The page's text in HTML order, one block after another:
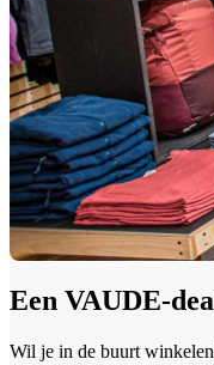
Een VAUDE-
Wil je in de buurt